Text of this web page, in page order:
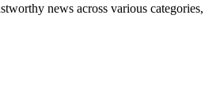
news across various categories,